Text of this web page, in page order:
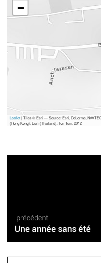
−
Leaflet| Tiles © Esri — Source: Esri, DeLorme,
(Hong Kong), Esri (Thailand), TomTom, 2012
précédent
Une année sans été